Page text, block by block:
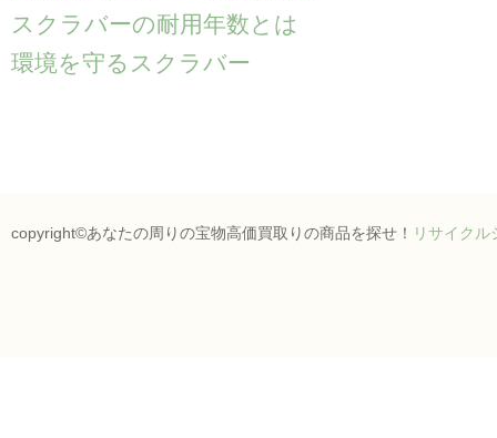
スクラバーの耐用年数とは
環境を守るスクラバー
copyright©あなたの周りの宝物高価買取りの商品を探せ！ リサイク